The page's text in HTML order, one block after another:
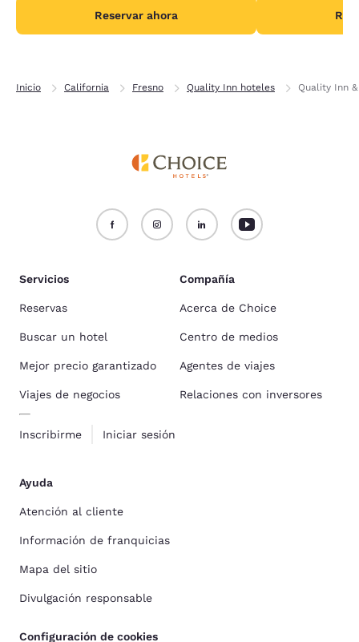
Reservar ahora
Inicio California Fresno Quality Inn hoteles Quality Inn
Servicios
Reservas
Buscar un hotel
Mejor precio garantizado
Viajes de negocios
Inscribirme Iniciar sesión
Compañía
Acerca de Choice
Centro de medios
Agentes de viajes
Relaciones con inversores
Ayuda
Atención al cliente
Información de franquicias
Mapa del sitio
Divulgación responsable
Configuración de cookies